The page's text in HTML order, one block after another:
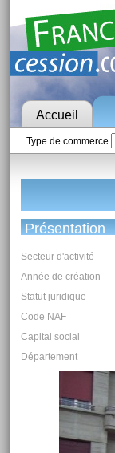
Accueil
Type de commerce
Présentation
Secteur d'activité
Année de création
Statut juridique
Code NAF
Capital social
Département